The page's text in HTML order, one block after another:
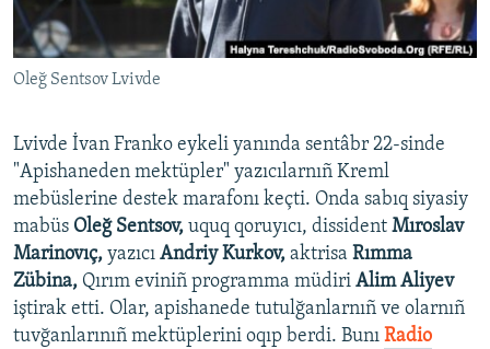
Українською
QOŞULIÑIZ!
RFE/RS bütün saytları
Oleğ Sentsov Lvivde
Lvivde İvan Franko eykeli yanında sentâbr 22-sinde
"Apishaneden mektüpler" yazıcılarnıñ Kreml
mebüslerine destek marafonı keçti. Onda sabıq siyasiy
mabüs Oleğ Sentsov, uquq qoruyıcı, dissident Mıroslav
Marinovıç, yazıcı Andriy Kurkov, aktrisa Rımma
Zübina, Qırım eviniñ programma müdiri Alim Aliyev
iştirak etti. Olar, apishanede tutulğanlarnıñ ve olarnıñ
tuvğanlarınıñ mektüplerini oqıp berdi. Bunı Radio